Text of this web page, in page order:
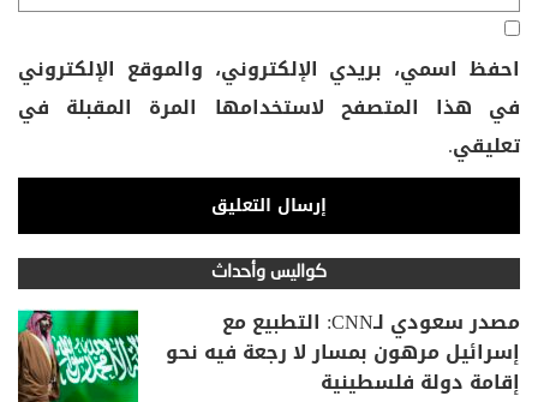
احفظ اسمي، بريدي الإلكتروني، والموقع الإلكتروني
في هذا المتصفح لاستخدامها المرة المقبلة في
تعليقي.
كواليس وأحداث
مصدر سعودي لـCNN: التطبيع مع
إسرائيل مرهون بمسار لا رجعة فيه نحو
إقامة دولة فلسطينية